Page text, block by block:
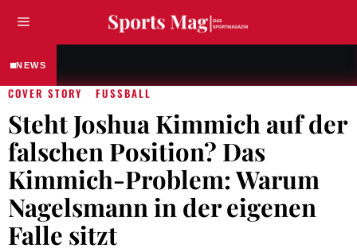
NEWS
COVER STORY · FUSSBALL
Steht Joshua Kimmich auf der
falschen Position? Das
Kimmich-Problem: Warum
Nagelsmann in der eigenen
Falle sitzt